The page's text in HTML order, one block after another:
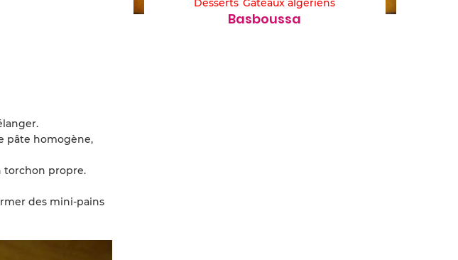
pâte homogène,
torchon propre.
des mini-pains
Desserts Gâteaux algériens
Basboussa